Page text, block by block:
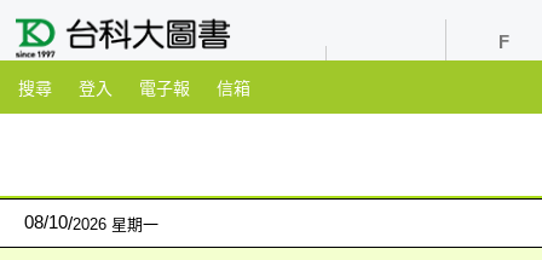
搜尋 登入 電子報 信箱
08/10 2026 星期一